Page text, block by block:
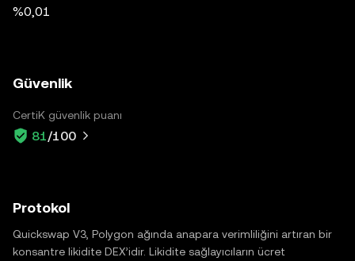
%0,01
Güvenlik
CertiK güvenlik puanı
81/100
Protokol
Quickswap V3, Polygon ağında anapara verimliliğini artıran bir
konsantre likidite DEX’idir. Likidite sağlayıcıların ücret